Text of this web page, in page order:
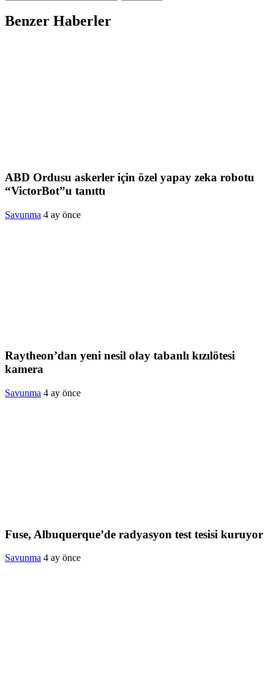
Benzer Haberler
ABD Ordusu askerler için özel yapay zeka robotu
“VictorBot”u tanıttı
Savunma 4 ay önce
Raytheon’dan yeni nesil olay tabanlı kızılötesi
kamera
Savunma 4 ay önce
Fuse, Albuquerque’de radyasyon test tesisi kuruyor
Savunma 4 ay önce